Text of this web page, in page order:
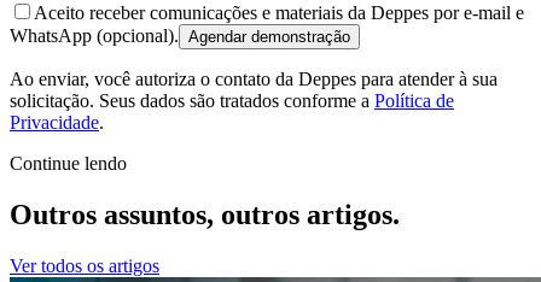
Aceito receber comunicações e materiais da Deppes por e-mail e
WhatsApp (opcional). Agendar demonstração
Ao enviar, você autoriza o contato da Deppes para atender à sua
solicitação. Seus dados são tratados conforme a Política de
Privacidade.
Continue lendo
Outros assuntos, outros artigos.
Ver todos os artigos